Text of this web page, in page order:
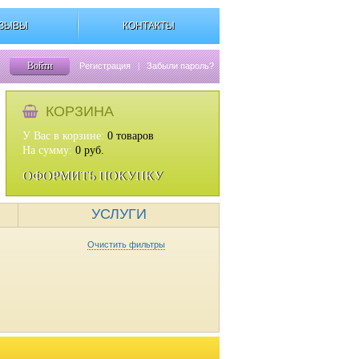
КОНТАКТЫ
Войти Регистрация | Забыли пароль?
КОРЗИНА
У Вас в корзине: 0 товаров
На сумму: 0 руб.
ОФОРМИТЬ ПОКУПКУ
УСЛУГИ
Очистить фильтры